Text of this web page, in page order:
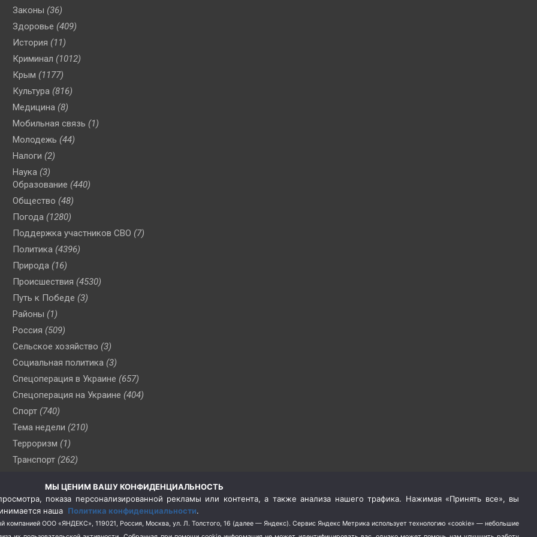
Законы (36)
Здоровье (409)
История (11)
Криминал (1012)
Крым (1177)
Культура (816)
Медицина (8)
Мобильная связь (1)
Молодежь (44)
Налоги (2)
Наука (3)
Образование (440)
Общество (48)
Погода (1280)
Поддержка участников СВО (7)
Политика (4396)
Природа (16)
Происшествия (4530)
Путь к Победе (3)
Районы (1)
Россия (509)
Сельское хозяйство (3)
Социальная политика (3)
Спецоперация в Украине (657)
Спецоперация на Украине (404)
Спорт (740)
Тема недели (210)
Терроризм (1)
Транспорт (262)
(76)
Цены (2)
Школа и спорт (2)
МЫ ЦЕНИМ ВАШУ КОНФИДЕНЦИАЛЬНОСТЬ
показа персонализированной рекламы или контента, а также анализа нашего трафика. Нажимая «Принять все», вы
наша Политика конфиденциальности.
компанией ООО «ЯНДЕКС», 119021, Россия, Москва, ул. Л. Толстого, 16 (далее — Яндекс). Сервис Яндекс Метрика использует технологию «cookie» — небольшие